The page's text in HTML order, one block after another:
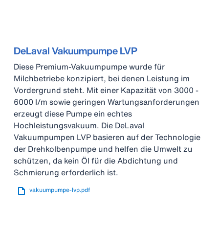
DeLaval Vakuumpumpe LVP
Diese Premium-Vakuumpumpe wurde für
Milchbetriebe konzipiert, bei denen Leistung im
Vordergrund steht. Mit einer Kapazität von 3000 -
6000 l/m sowie geringen Wartungsanforderungen
erzeugt diese Pumpe ein echtes
Hochleistungsvakuum. Die DeLaval
Vakuumpumpen LVP basieren auf der Technologie
der Drehkolbenpumpe und helfen die Umwelt zu
schützen, da kein Öl für die Abdichtung und
Schmierung erforderlich ist.
vakuumpumpe-lvp.pdf